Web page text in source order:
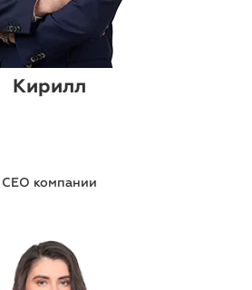
Кирилл
CEO компании